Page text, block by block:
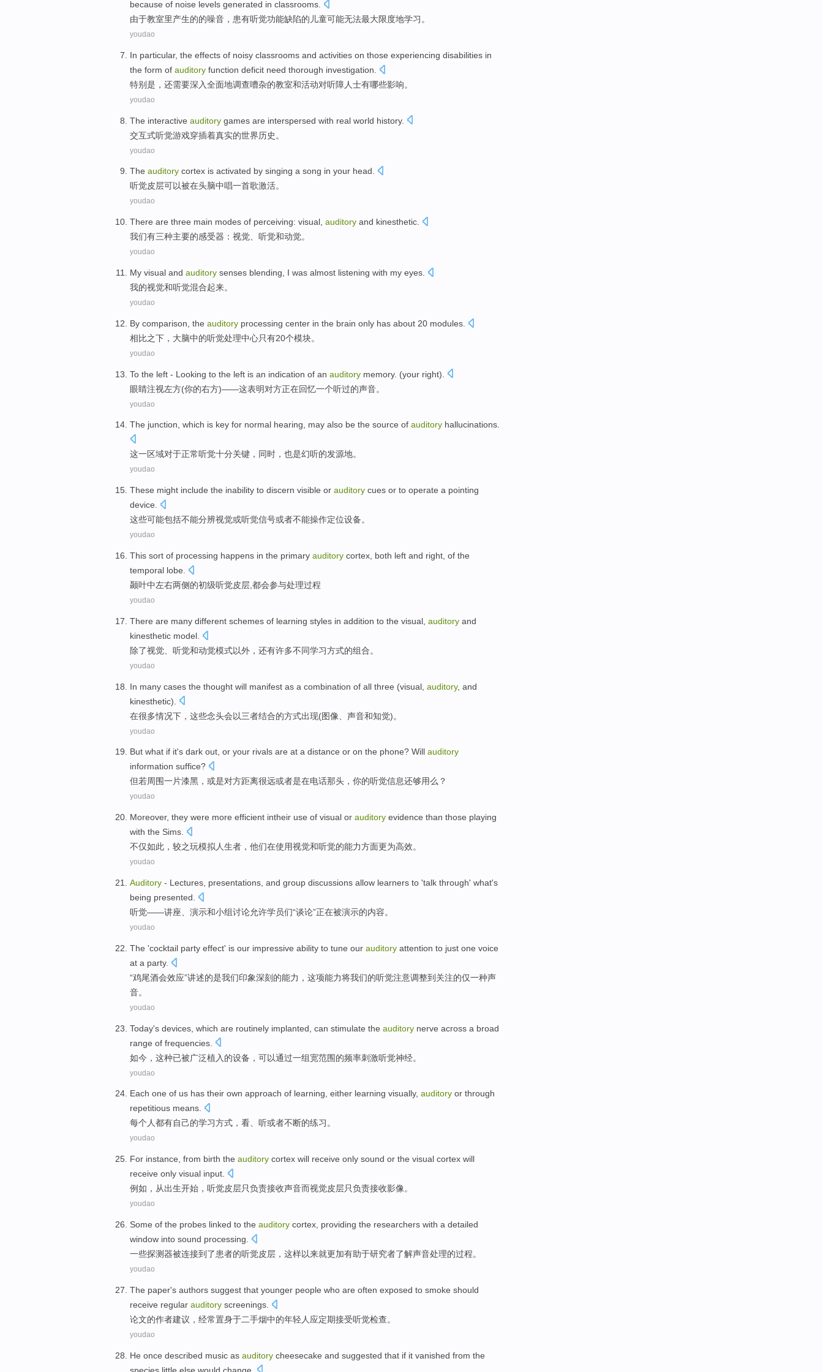
because of noise levels generated in classrooms
由于教室里产生的的噪音 ， 患有听觉功能缺陷的 儿童可能无法最大限度地学习 。
youdao
In particular, the effects of noisy classrooms and activities on those experiencing disabilities in
the form of auditory function deficit need thorough investigation
特别是 ，还需要深入全面地调查嘈杂的教室和活动对听障人士有哪些影响。
youdao
The interactive auditory games are interspersed with real world history.
交互式听觉游戏穿插着真实的世界历史。
youdao
The auditory cortex is activated by singing a song in your head.
听觉皮层可以被在头脑中唱一首歌激活。
youdao
There are three main modes of perceiving: visual auditory and kinesthetic
我们有三种主要的感受器 ： 视觉 听觉和动觉。
youdao
My visual and auditory senses blending , I was almost listening with my eyes.
我的视觉和听觉混合起来。
youdao
By comparison , the auditory processing center in the brain only has about 20 modules
相比之下， 大脑中的听觉处理中心只有20个模块。
youdao
To the left - Looking to the left is an indication of an auditory memory. (your right).
眼睛注视左方(你的右方)——这表明对方正在回忆一个听过的声音。
youdao
The junction, which is key for normal hearing, may also be the source of auditory hallucinations.
这一区域对于正常听觉十分关键 ， 同时 ，也是幻听的发源地。
youdao
These might include the inability to discern visible or auditory cues or to operate a pointing
device
这些可能包括不能分辨视觉或听觉信号或者不能操作定位设备。
youdao
This sort of processing happens in the primary auditory cortex both left and right, of the
temporal lobe
颞叶中左右两侧 的初级听觉皮层 ,都会参与处理过程
youdao
There are many different schemes of learning styles in addition to the visual auditory and
kinesthetic model.
除了视觉 听觉和动觉模式以外， 还有许多不同学习方式的组合。
youdao
In many cases the thought will manifest as a combination of all three (visual auditory, and
kinesthetic).
在很多情况下 ， 这些念头会以三者结合的方式出现(图像 、声音和知觉)。
youdao
But what if it's dark out, or your rivals are at a distance or on the phone? Will auditory
information suffice?
但若周围一片漆黑， 或是对方距离很远或者是在电话那头， 你的听觉信息还够用么？
youdao
Moreover, they were more efficient intheir use of visual or auditory evidence than those playing
with the Sims
不仅如此 ，较之玩模拟 人生者， 他们在使用视觉和听觉的能力方面更为高效。
youdao
Auditory - Lectures presentations and group discussions allow learners to 'talk through' what's
being presented.
听觉——讲座 演示和小组讨论允许学员们“谈论”正在被演示的内容。
youdao
The 'cocktail party effect' is our impressive ability to tune our auditory attention to just one voice
at a party.
“鸡尾酒会效应”讲述的是我们印象深刻的能力 ，这项能力将我们的听觉注意调整到 关注的仅一种声
音。
youdao
Today's devices which are routinely implanted can stimulate the auditory nerve across a broad
range of frequencies
如今 ， 这种已被广泛植入 的设备 ， 可以通过一组宽范围的频率刺激听觉神经。
youdao
Each one of us has their own approach of learning, either learning visually, auditory or through
repetitious means.
每个人都有自己的学习方式 ， 看、 听或者不断的练习。
youdao
For instance from birth the auditory cortex will receive only sound or the visual cortex will
receive only visual input.
例如 ， 从出生开始 ， 听觉皮层只负责接收声音而视觉皮层只负责接收影像。
youdao
Some of the probes linked to the auditory cortex providing the researchers with a detailed
window into sound processing
一些探测器被连接到了患者的听觉皮层 ，这样以来就更加有助于研究者了解声音处理的过程。
youdao
The paper's authors suggest that younger people who are often exposed to smoke should
receive regular auditory screenings
论文的作者建议 ， 经常置身于二手烟中的年轻人 应定期接受听觉检查。
youdao
He once described music as auditory cheesecake and suggested that if it vanished from the
species little else would change